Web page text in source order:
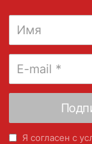
Я согласен с